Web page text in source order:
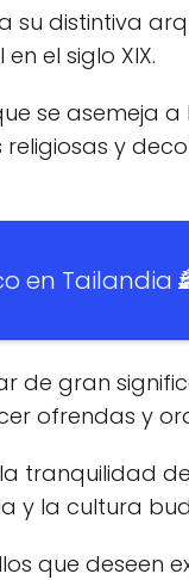
su distintiva
el siglo XIX.
se asemeja
y
en Tailandia
de gran
ofrendas y
tranquilidad
y la cultura
que deseen